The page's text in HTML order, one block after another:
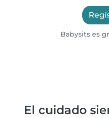
Babysits es
El cuidado